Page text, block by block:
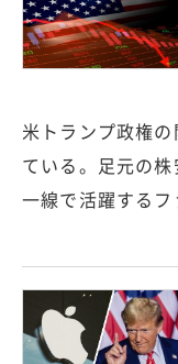
米トランプ政権
ている。足元の
一線で活躍する